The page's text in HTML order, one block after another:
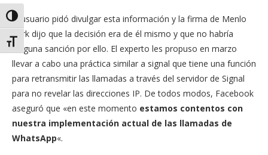
Alternar alto contraste
Alternar tamaño de letra
El usuario pidó divulgar esta información y la firma de Menlo
Park dijo que la decisión era de él mismo y que no habría
ninguna sanción por ello. El experto les propuso en marzo
llevar a cabo una práctica similar a signal que tiene una función
para retransmitir las llamadas a través del servidor de Signal
para no revelar las direcciones IP. De todos modos, Facebook
aseguró que «en este momento estamos contentos con
nuestra implementación actual de las llamadas de
WhatsApp«.